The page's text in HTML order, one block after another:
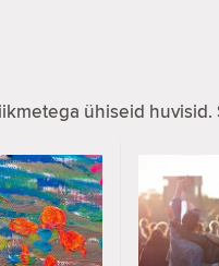
ühiseid